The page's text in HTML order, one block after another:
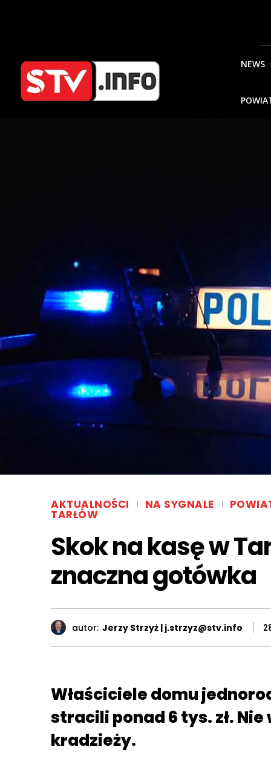
NEWS
AKTUALNOŚCI NA SYGNALE
TARŁÓW
Skok na kasę w
znaczna gotówka
autor: Jerzy Strzyż | j.strzyz@stv.info
Właściciele domu
stracili ponad 6 tys. zł.
kradzieży.